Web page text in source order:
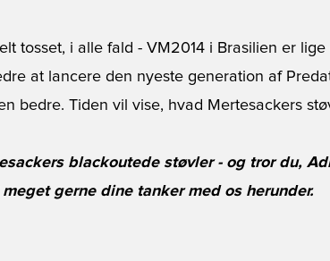
tosset, i alle fald - VM2014 i Brasilien er lige
at lancere den nyeste generation af
bedre. Tiden vil vise, hvad Mertesackers
blackoutede støvler - og tror du,
gerne dine tanker med os herunder.